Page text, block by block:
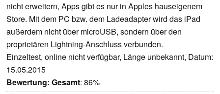
nicht erweitern, Apps gibt es nur in Apples hauseigenem
Store. Mit dem PC bzw. dem Ladeadapter wird das iPad
außerdem nicht über microUSB, sondern über den
proprietären Lightning-Anschluss verbunden.
Einzeltest, online nicht verfügbar, Länge unbekannt, Datum:
15.05.2015
Bewertung: Gesamt: 86%